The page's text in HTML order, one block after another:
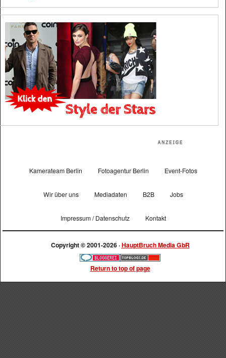
Kamerateam Berlin Fotoagentur Berlin Event-Fotos
Wir über uns Mediadaten B2B Jobs
Impressum / Datenschutz Kontakt
Copyright © 2001-2026 ·HauptBruch Media GbR
Return to top of page